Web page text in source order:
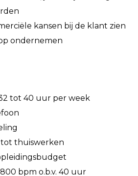
kansen bij de klant zien
ondernemen
tot 40 uur per week
thuiswerken
bpm o.b.v. 40 uur